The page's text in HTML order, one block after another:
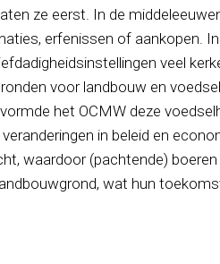
ze eerst. In de
erfenissen of aankopen.
veel
voor landbouw en
het OCMW deze
in beleid en
waardoor (pachtende)
wat hun